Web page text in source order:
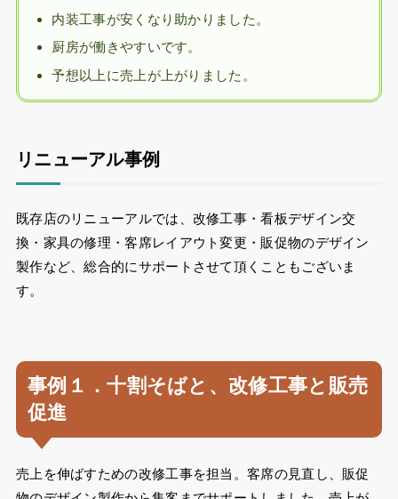
内装工事が安くなり助かりました。
厨房が働きやすいです。
予想以上に売上が上がりました。
リニューアル事例
既存店のリニューアルでは、改修工事・看板デザイン交
換・家具の修理・客席レイアウト変更・販促物のデザイン
製作など、総合的にサポートさせて頂くこともございま
す。
事例１．十割そばと、改修工事と販売
促進
売上を伸ばすための改修工事を担当。客席の見直し、販促